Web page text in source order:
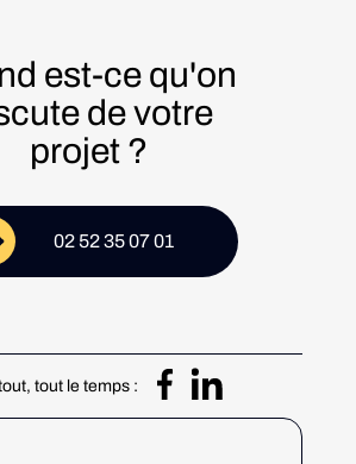
est-ce qu'on
de votre
projet ?
02 52 35 07 01
tout le temps :